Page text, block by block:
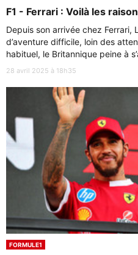
F1 - Ferrari : Voilà les
Depuis son arrivée chez Ferrari,
d’aventure difficile, loin des
habituel, le Britannique peine à
28 avril 2025 à 18h35
FORMULE1